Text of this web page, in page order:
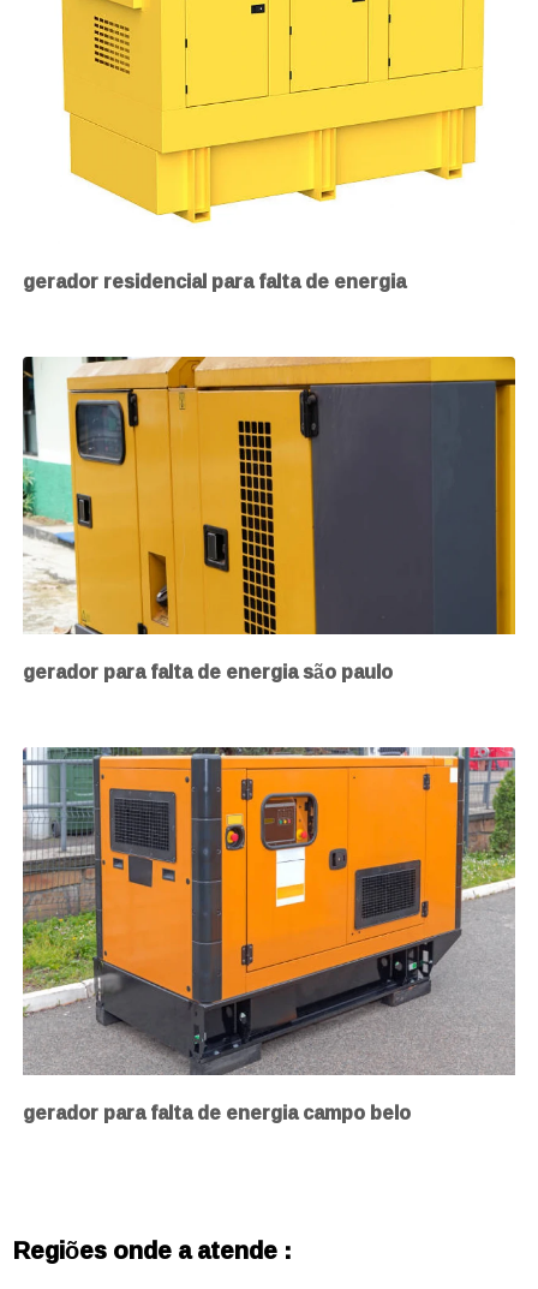
gerador residencial para falta de energia
gerador para falta de energia são paulo
gerador para falta de energia campo belo
Regiões onde a atende :